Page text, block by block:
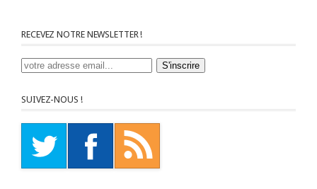
RECEVEZ NOTRE NEWSLETTER !
SUIVEZ-NOUS !